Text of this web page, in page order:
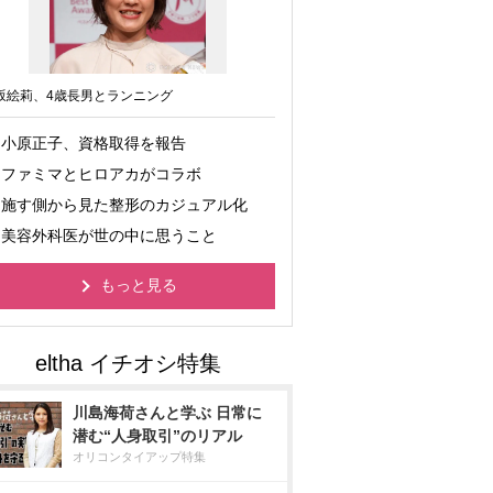
絵莉、4歳長男とランニング
小原正子、資格取得を報告
ファミマとヒロアカがコラボ
施す側から見た整形のカジュアル化
美容外科医が世の中に思うこと
もっと見る
川島海荷さんと学ぶ 日常に
潜む“人身取引”のリアル
オリコンタイアップ特集